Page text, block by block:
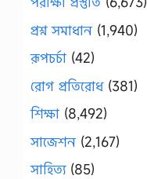
প্রশ্ন সমাধান (1,940)
রূপচর্চা (42)
রোগ প্রতিরোধ(381)
শিক্ষা (8,492)
সাজেশন (2,167)
সাহিত্য(85)